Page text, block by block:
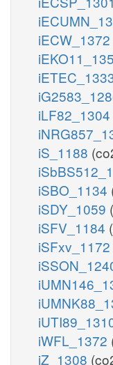
iECW_1372
iLF82_1304
iS_1188
iSBO_1134
iSDY_1059
iSFV_1184
iSFxv_1172
iWFL_1372
iZ_1308